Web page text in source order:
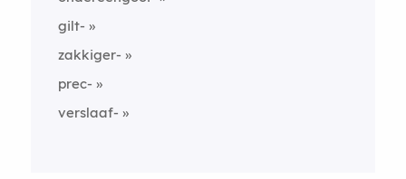
gilt-
zakkiger-
prec-
verslaaf-